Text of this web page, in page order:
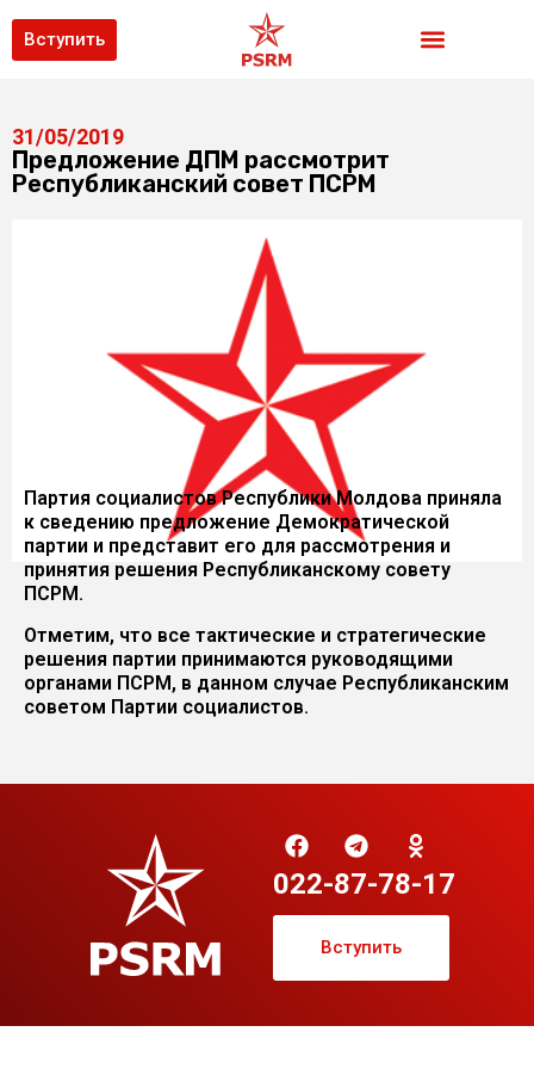
Вступить
31/05/2019
Предложение ДПМ рассмотрит
Республиканский совет ПСРМ
Партия социалистов Республики Молдова приняла
к сведению предложение Демократической
партии и представит его для рассмотрения и
принятия решения Республиканскому совету
ПСРМ.
Отметим, что все тактические и стратегические
решения партии принимаются руководящими
органами ПСРМ, в данном случае Республиканским
советом Партии социалистов.
022-87-78-17
Вступить